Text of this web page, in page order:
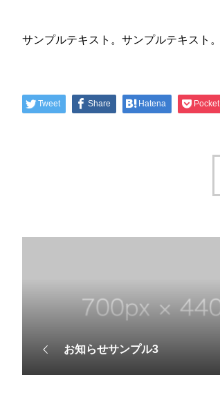
サンプルテキスト。サンプルテキスト。
Tweet Share Hatena Pocket
お知らせサンプル3